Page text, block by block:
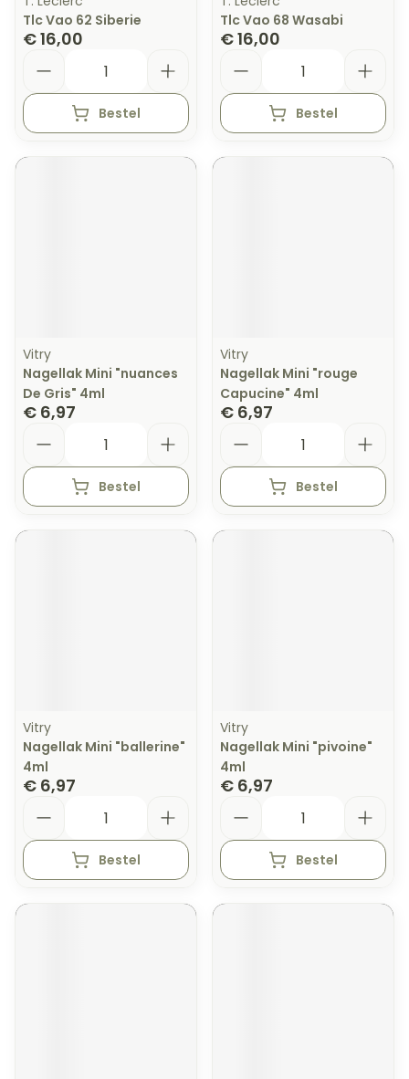
Tlc Vao 62 Siberie
€ 16,00
Bestel
Tlc Vao 68 Wasabi
€ 16,00
Bestel
Vitry
Nagellak Mini "nuances
De Gris" 4ml
€ 6,97
Bestel
Vitry
Nagellak Mini "rouge
Capucine" 4ml
€ 6,97
Bestel
Vitry
Nagellak Mini "ballerine"
4ml
€ 6,97
Bestel
Vitry
Nagellak Mini "pivoine"
4ml
€ 6,97
Bestel